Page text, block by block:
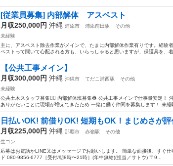
[従業員募集] 内部解体 アスベスト
月収250,000円 沖縄 浦添市 浦添前田駅
その他
未経験
主に、アスベスト除去作業がメインで、たまに内部解体作業有りです。経験
ベストって聞いて心配される方も、いらっしゃると思いますが、保護具を、
【公共工事メ
月収300,000円 沖縄 沖縄市 てだこ浦西駅
その他
未経験
公共土木スタッフ募集👷‍♂️ 内部解体班募集👷 公共工事メインで仕事量安定！
ありがたいことに現場が増えてきたため 一緒に働く仲間を募集します！ 未経
日払いOK! 前借りOK! 短期もOK！まじめさが評
月収225,000円 沖縄 那覇市 赤嶺駅
その他
生コン
応募はお電話かLINE又はメッセージでお願いします。 簡単な面接後、すぐ
ド 080-9856-6777［受付/朝8時〜21時］(年中無給)(担当／サトウ) 〒9...